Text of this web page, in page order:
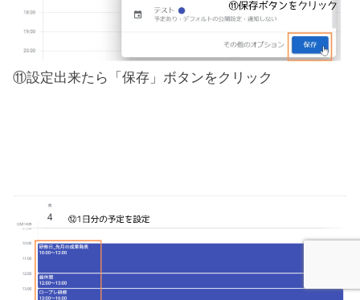
⑪設定出来たら「保存」ボタンをクリック